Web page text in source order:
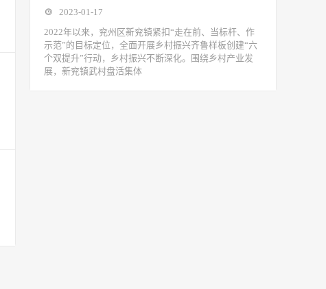
2023-01-17
2022年以来，兖州区新兖镇紧扣“走在前、当标杆、作
示范”的目标定位，全面开展乡村振兴齐鲁样板创建“六
个双提升”行动，乡村振兴不断深化。围绕乡村产业发
展，新兖镇武村盘活集体